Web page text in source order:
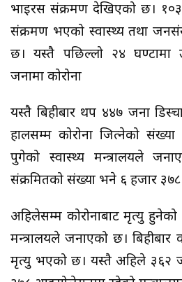
भाइरस संक्रमण देखिएको छ।
संक्रमण भएको स्वास्थ्य तथा
छ। यस्तै पछिल्लो २४ घण्टामा
जनामा कोरोना
यस्तै बिहीबार थप ४४७ जना
हालसम्म कोरोना जित्नेको
पुगेको स्वास्थ्य मन्त्रालयले
संक्रमितको संख्या भने ६ हजार
अहिलेसम्म कोरोनाबाट मृत्यु
मन्त्रालयले जनाएको छ। बिहीबार
मृत्यु भएको छ। यस्तै अहिले ३६२